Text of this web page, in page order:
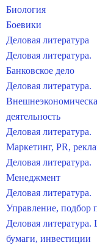
Биология
Боевики
Деловая литература
Деловая литература.
Банковское дело
Деловая литература.
деятельность
Деловая литература.
Маркетинг, PR,
Деловая литература.
Менеджмент
Деловая литература.
Управление, подбор
Деловая
бумаги, инвестиции